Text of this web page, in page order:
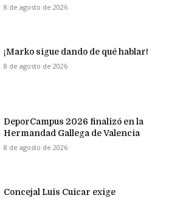
8 de agosto de 2026
¡Marko sigue dando de qué hablar!
8 de agosto de 2026
DeporCampus 2026 finalizó en la
Hermandad Gallega de Valencia
8 de agosto de 2026
Concejal Luis Cuicar exige